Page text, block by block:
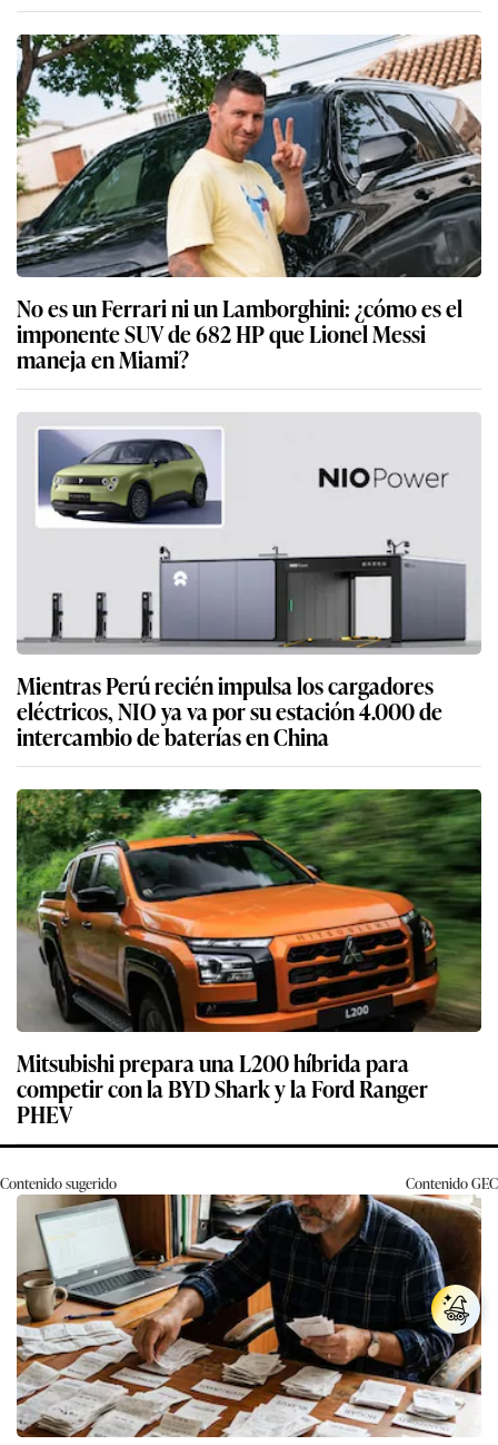
No es un Ferrari ni un Lamborghini: ¿cómo es el
imponente SUV de 682 HP que Lionel Messi
maneja en Miami?
Mientras Perú recién impulsa los cargadores
eléctricos, NIO ya va por su estación 4.000 de
intercambio de baterías en China
Mitsubishi prepara una L200 híbrida para
competir con la BYD Shark y la Ford Ranger
PHEV
Contenido sugerido ContenidoGEC